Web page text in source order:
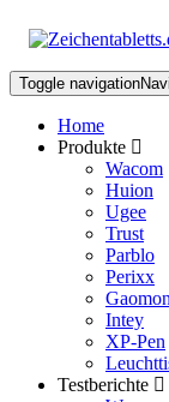
Toggle navigation
Home
Produkte
Wacom
Huion
Ugee
Trust
Parblo
Perixx
Gaomon
Intey
XP-Pen
Testberichte